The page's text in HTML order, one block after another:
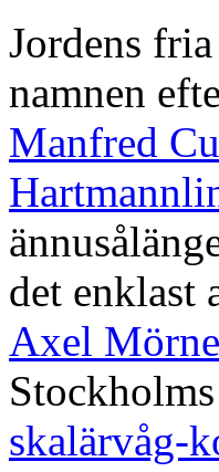
Jordens
namnen
Manfred
det enklast
Axel
skalärvåg-